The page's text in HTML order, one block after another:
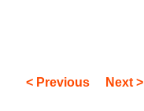
< Previous Next >